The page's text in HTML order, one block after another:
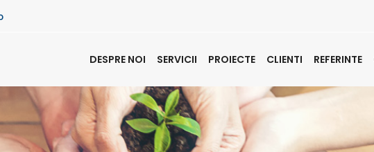
DESPRE NOI SERVICII PROIECTE CLIENTI REFERINTE